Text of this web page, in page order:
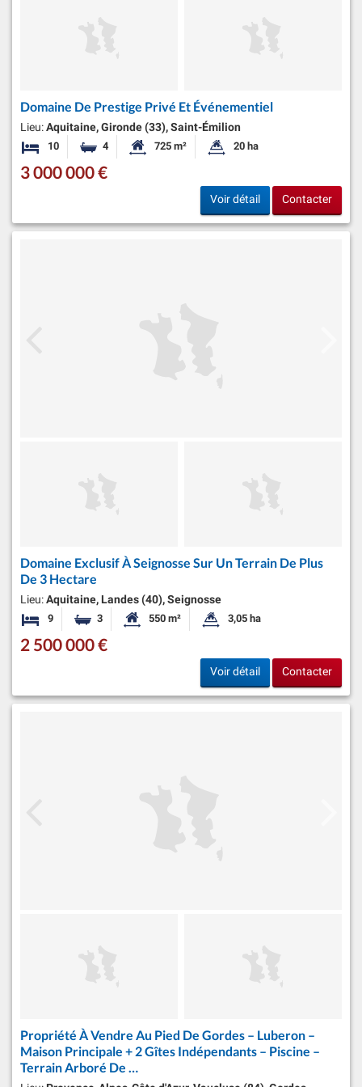
Domaine De Prestige Privé Et Événementiel
Lieu:Aquitaine, Gironde (33), Saint-Émilion
10 Chambres
4 Salles de bainsSurface habitable:
725 m² Superficie du terrain:
20 ha
3 000 000 €
Voir détail Contacter
Domaine Exclusif À Seignosse Sur Un Terrain De Plus
De 3 Hectare
Lieu:Aquitaine, Landes (40), Seignosse
9 Chambres
3 Salles de bainsSurface habitable:
550 m² Superficie du terrain:
3,05 ha
2 500 000 €
Voir détail Contacter
Propriété À Vendre Au Pied De Gordes – Luberon –
Maison Principale + 2 Gîtes Indépendants – Piscine –
Terrain Arboré De …